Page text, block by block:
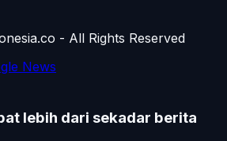
- All Rights Reserved
News
lebih dari sekadar berita